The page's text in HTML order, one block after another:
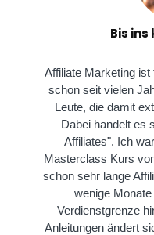
Bis
Affiliate Marketing
schon seit vielen
Leute, die damit
Dabei handelt es
Affiliates". Ich
Masterclass Kurs
schon sehr lange
wenige
Verdienstgrenze
Anleitungen ändert